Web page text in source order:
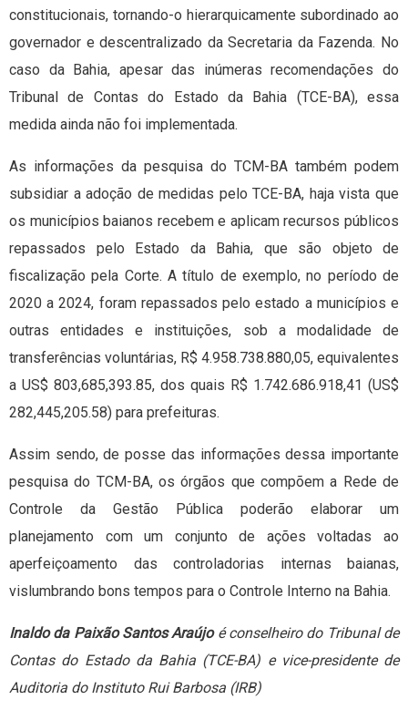
constitucionais, tornando-o hierarquicamente subordinado ao
governador e descentralizado da Secretaria da Fazenda. No
caso da Bahia, apesar das inúmeras recomendações do
Tribunal de Contas do Estado da Bahia (TCE-BA), essa
medida ainda não foi implementada.
As informações da pesquisa do TCM-BA também podem
subsidiar a adoção de medidas pelo TCE-BA, haja vista que
os municípios baianos recebem e aplicam recursos públicos
repassados pelo Estado da Bahia, que são objeto de
fiscalização pela Corte. A título de exemplo, no período de
2020 a 2024, foram repassados pelo estado a municípios e
outras entidades e instituições, sob a modalidade de
transferências voluntárias, R$ 4.958.738.880,05, equivalentes
a US$ 803,685,393.85, dos quais R$ 1.742.686.918,41 (US$
282,445,205.58) para prefeituras.
Assim sendo, de posse das informações dessa importante
pesquisa do TCM-BA, os órgãos que compõem a Rede de
Controle da Gestão Pública poderão elaborar um
planejamento com um conjunto de ações voltadas ao
aperfeiçoamento das controladorias internas baianas,
vislumbrando bons tempos para o Controle Interno na Bahia.
Inaldo da Paixão Santos Araújoé conselheiro do Tribunal de
Contas do Estado da Bahia (TCE-BA) e vice-presidente de
Auditoria do Instituto Rui Barbosa (IRB)